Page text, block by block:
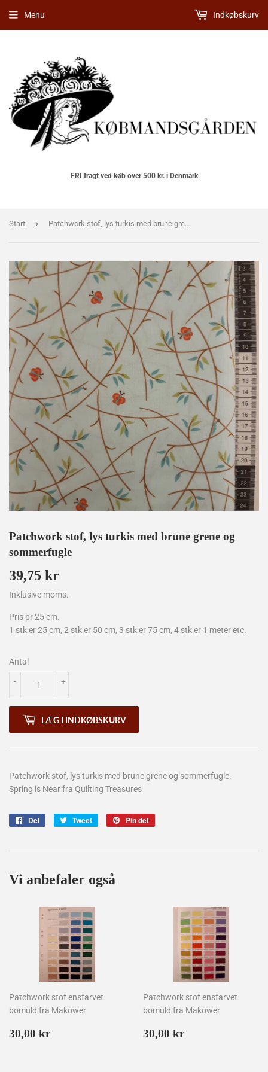
FRI fragt ved køb over 500 kr. i Denmark
Menu Indkøbskurv
Start › Patchwork stof, lys turkis med brune grene og sommerfugle
Patchwork stof, lys turkis med brune grene og
sommerfugle
39,75 kr
kr
Inklusive moms.
Pris pr 25 cm.
1 stk er 25 cm, 2 stk er 50 cm, 3 stk er 75 cm, 4 stk er 1 meter etc.
Antal
+
-
LÆG I INDKØBSKURV
Patchwork stof, lys turkis med brune grene og sommerfugle.
Spring is Near fra Quilting Treasures
Del Tweet
Tweet
Pin det
Vi anbefaler også
Patchwork stof ensfarvet
bomuld fra Makower
Normalpris
30,00 kr
Patchwork stof ensfarvet
bomuld fra Makower
Normalpris
30,00 kr